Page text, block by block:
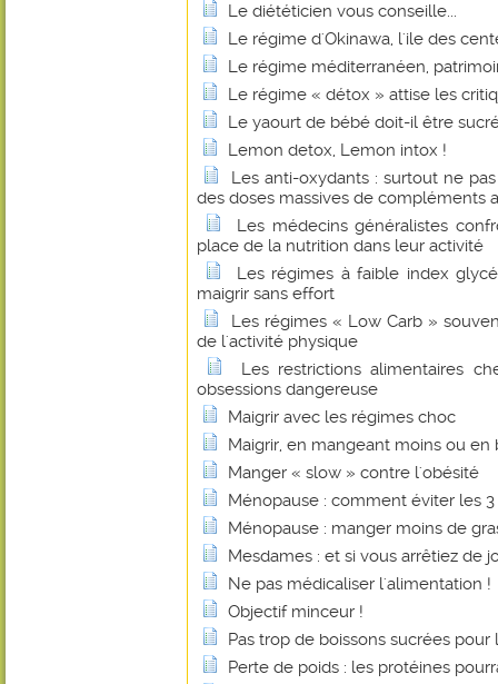
Le diététicien vous conseille...
Le régime d'Okinawa, l'ile des
Le régime méditerranéen,
Le régime « détox » attise les
Le yaourt de bébé doit-il être
Lemon detox, Lemon intox !
Les anti-oxydants : surtout ne
des doses massives de compléments
Les médecins généralistes
place de la nutrition dans leur activité
Les régimes à faible index
maigrir sans effort
Les régimes « Low Carb »
de l'activité physique
Les restrictions alimentaires
obsessions dangereuse
Maigrir avec les régimes choc
Maigrir, en mangeant moins ou en
Manger « slow » contre l'obésité
Ménopause : comment éviter les 3
Ménopause : manger moins de
Mesdames : et si vous arrêtiez de
Ne pas médicaliser l'alimentation !
Objectif minceur !
Pas trop de boissons sucrées pour
Perte de poids : les protéines